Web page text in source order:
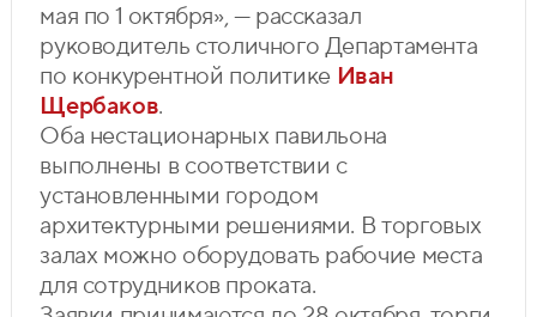
мая по 1 октября», — рассказал
руководитель столичного Департамента
по конкурентной политике Иван
Щербаков.
Оба нестационарных павильона
выполнены в соответствии с
установленными городом
архитектурными решениями. В торговых
залах можно оборудовать рабочие места
для сотрудников проката.